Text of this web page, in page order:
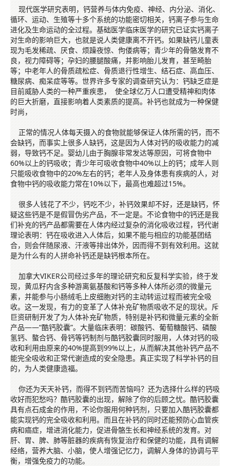
多媒体讲座与介绍
保健知识
现代医学研究表明，钙营养与体内免疫、神经、内分泌、消化、
循环、运动、生殖等十多个系统的功能密切相关，钙离子参与生命
进化及生命运动的全过程。基础医学临床医学的研究已证实钙离子
对生命的影响巨大，也就是说人类健康离不开钙。如果缺钙儿童表
现为毛发稀疏、厌食、烦躁夜惊、佝偻病等；青少年的骨骼发育不
良，视力障碍等；孕妇的腰腿酸痛，并影响胎儿发育，甚至畸胎
等；中老年人的骨质疏松症、骨质退行性增生、结石症、高血压、
糖尿病、痴呆症等等。世界许多专家的调查研究认为：钙缺乏症是
目前威胁人类的一种严重疾患， 使全球亿万人口遭受精神和肉体
的巨大折磨，直接影响着人类素质的提高。补钙也就成为一种保健
时尚，
正常的情况人体每天摄入的食物就能够保证人体所需的钙，而不
会缺钙，而事实上很多人缺钙，这是因为人体对钙的吸收能力的减
弱，导致钙不足。婴幼儿由于胸腺非常发达等原因，可将食物中
60%以上的钙吸收；青少年可吸收食物中40%以上的钙；成年人则
只能吸收食物中的20%左右的钙；老年人及身体患有疾病的人，对
食物中钙的吸收能力常在10%以下，最高也难超过15%。
很多人钱花了不少，钙吃不少，补钙效果却不好，还是缺钙，怀
疑这些钙是不是假冒伪劣产品，不一定是。不论食物中的钙还是我
们补充的钙产品都需要在人体内经过复杂的消化吸收过程，钙代谢
理论表明：钙在吸收进入人体后，如果不能与相应的功能基团结
合，则会伴随尿液、汗液等排出体外，因而得不到有效利用。这就
是为什么有的人拼命补钙还是缺钙根本所在。
加拿大VIKER公司经过多年的理论研究和反复科学实验，终于发
现，黄瓜籽内含多种游离氨基酸和钙等多种人体所必须的微量元
素，并能参与小肠绒毛上皮细胞对钙的主动转运过程而被完全吸
收。这一发现，有力的变革了人体补充矿物质吸收不足的现状。斥
巨资研制开发了为人体补充矿物质，特别是补钙和微量元素的全新
产品——“酷钙胶囊”。大量临床表明：碳酸钙、葡萄糖酸钙、磷酸
氢钙、螯合钙、骨钙等钙制剂与酷钙胶囊同时服用，人体对钙的吸
收和利用由原来的40%提高到99%以上，从而解决其他补钙产品不
能完全吸收和正常代谢造成的安全隐患。真正实现了科学补钙的目
的，为人类健康造福。
你还为天天补钙，而得不到钙而苦恼吗？还为选择什么样的钙吸
收好而犯愁吗？酷钙胶囊的出现，解除了你的后顾之忧。酷钙胶囊
具有点石成金的作用，不论你服用何种钙剂，只要加入酷钙胶囊都
能实现钙的完全吸收和利用。而且在补钙的同时还能预防心血管疾
病和癌症，增进消化能力，促进骨骼生长和神经系统的发育。对
肝、胃、脾、肺等脏器的疾病有恢复治疗和保健的功能，具有调解
经络，营养大脑、小脑，使人增强记忆力，调解人身体的协调与平
衡，增强免疫力的功能。